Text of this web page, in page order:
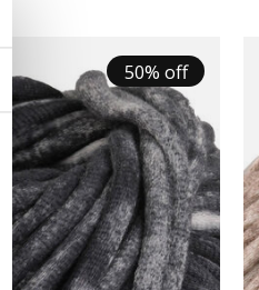
50% off